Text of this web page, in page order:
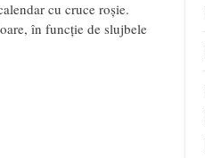
cu cruce roșie.
în funcție de slujbele